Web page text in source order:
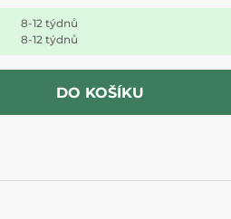
8-12 týdnů
8-12 týdnů
DO KOŠÍKU